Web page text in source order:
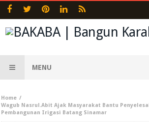
MENU
Home
Wagub Nasrul.Abit Ajak Masyarakat Bantu
Pembangunan Irigasi Batang Sinamar